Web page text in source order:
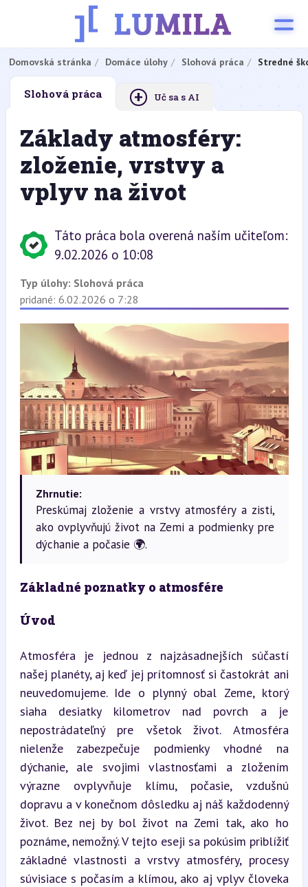
Domovská stránka Domáce úlohy Slohová práca Stredné
Slohová práca + Uč sa s AI
Základy atmosféry:
zloženie, vrstvy a
vplyv na život
Táto práca bola overená naším učiteľom:
9.02.2026 o 10:08
Typ úlohy: Slohová práca
pridané: 6.02.2026 o 7:28
Zhrnutie:
Preskúmaj zloženie a vrstvy atmosféry a zisti,
ako ovplyvňujú život na Zemi a podmienky pre
dýchanie a počasie 🌍.
Základné poznatky o atmosfére
Úvod
Atmosféra je jednou z najzásadnejších súčastí
našej planéty, aj keď jej prítomnosť si častokrát ani
neuvedomujeme. Ide o plynný obal Zeme, ktorý
siaha desiatky kilometrov nad povrch a je
nepostrádateľný pre všetok život. Atmosféra
nielenže zabezpečuje podmienky vhodné na
dýchanie, ale svojimi vlastnosťami a zložením
výrazne ovplyvňuje klímu, počasie, vzdušnú
dopravu a v konečnom dôsledku aj náš každodenný
život. Bez nej by bol život na Zemi tak, ako ho
poznáme, nemožný. V tejto eseji sa pokúsim priblížiť
základné vlastnosti a vrstvy atmosféry, procesy
súvisiace s počasím a klímou, ako aj vplyv človeka